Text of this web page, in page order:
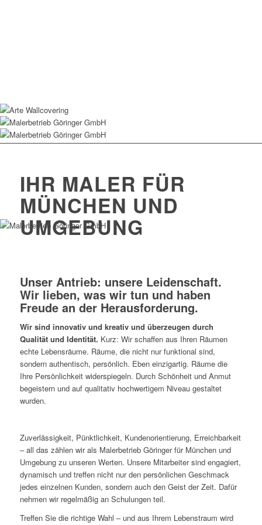
IHR MALER FÜR
MÜNCHEN UND
UMGEBUNG
Unser Antrieb: unsere Leidenschaft.
Wir lieben, was wir tun und haben
Freude an der Herausforderung.
Wir sind innovativ und kreativ und überzeugen durch
Qualität und Identität. Kurz: Wir schaffen aus Ihren Räumen
echte Lebensräume. Räume, die nicht nur funktional sind,
sondern authentisch, persönlich. Eben einzigartig. Räume die
Ihre Persönlichkeit widerspiegeln. Durch Schönheit und Anmut
begeistern und auf qualitativ hochwertigem Niveau gestaltet
wurden.
Zuverlässigkeit, Pünktlichkeit, Kundenorientierung, Erreichbarkeit
– all das zählen wir als Malerbetrieb Göringer für München und
Umgebung zu unseren Werten. Unsere Mitarbeiter sind engagiert,
dynamisch und treffen nicht nur den persönlichen Geschmack
jedes einzelnen Kunden, sondern auch den Geist der Zeit. Dafür
nehmen wir regelmäßig an Schulungen teil.
Treffen Sie die richtige Wahl – und aus Ihrem Lebenstraum wird